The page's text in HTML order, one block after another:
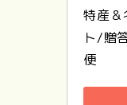
特産＆
ト/贈
便